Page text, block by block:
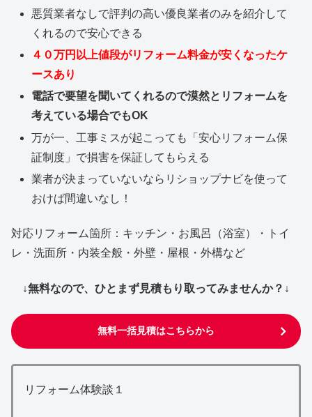
悪質業者なしで評判の高い優良業者のみを紹介して
くれるので安心できる
４０万円以上値段がリフォーム料金が安くなったケ
ースあり
電話で要望を聞いてくれるので漠然とリフォームを
考えている場合でもOK
万が一、工事ミスが起こっても「安心リフォーム保
証制度」で損害を保証してもらえる
業者が決まっていないならリショップナビを使って
おけば間違いなし！
対応リフォーム箇所：キッチン・お風呂（浴室）・トイ
レ・洗面所・内装全般・外壁・屋根・外構など
↓無料なので、ひとまず見積もり取ってみませんか？↓
無料一括見積はこちらから
リフォーム体験談１